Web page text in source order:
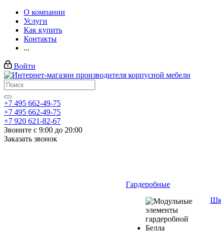
О компании
Услуги
Как купить
Контакты
...
Войти
+7 495 662-49-75
+7 495 662-49-75
+7 920 621-82-67
Звоните с 9:00 до 20:00
Заказать звонок
Гардеробные